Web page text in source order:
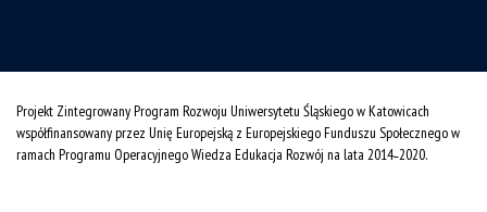
Projekt Zintegrowany Program Rozwoju Uniwersytetu Śląskiego w Katowicach
współfinansowany przez Unię Europejską z Europejskiego Funduszu Społecznego w
ramach Programu Operacyjnego Wiedza Edukacja Rozwój na lata 2014˗2020.